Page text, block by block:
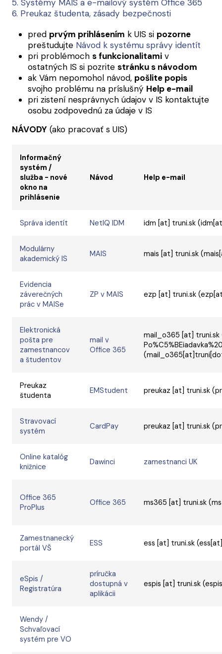
5. Systémy MAIS a e-mailový systém Office 365
6. Preukaz študenta, zásady bezpečnosti
pred prvým prihlásením k UIS si pozorne
preštudujte Návod k systému správy identít
pri problémoch s funkcionalitami v
ostatných IS si pozrite stránku s návodom
ak Vám nepomohol návod, pošlite popis
svojho problému na príslušný Help e-mail
pri zistení nesprávnych údajov v IS kontaktujte
osobu zodpovednú za údaje v IS
NÁVODY (ako pracovať s UIS)
Informačný
systém /
služba - nové
okno na
prihlásenie
Návod Help e-mail
Správa identít NetIQ IDM idm [at] truni.sk
Modulárny
akademický IS
MAIS mais [at] truni.sk
Evidencia
záverečných
prác v MAISe
ZP v MAIS ezp [at] truni.sk
Elektronická
pošta pre
zamestnancov
a študentov
mail v
Office 365
mail_o365 [at] truni.sk
Preukaz
študenta
EMStudent preukaz [at] truni.sk
Stravovací
systém
CardPay preukaz [at] truni.sk
Online katalóg
knižnice
Dawinci zamestnanci UK
Office 365
ProPlus
Office 365 ms365 [at] truni.sk
Zamestnanecký
portál VŠ
ESS ess [at] truni.sk
eSpis /
Registratúra
príručka
dostupná v
aplikácii
espis [at] truni.sk
Wendy /
Schvaľovací
systém pre VO